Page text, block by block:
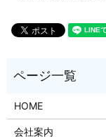
HOME
会社案内